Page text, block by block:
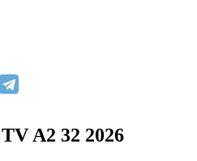
A2 32 2026